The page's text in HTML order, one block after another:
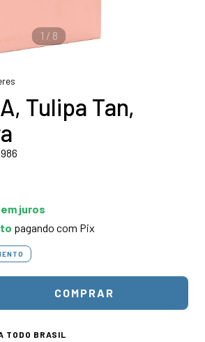
1 / 8
Tulipa Tan,
juros
pagando com Pix
TODO BRASIL